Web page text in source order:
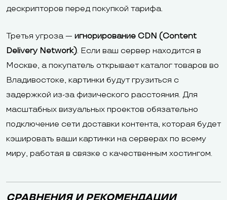
дескрипторов перед покупкой тарифа.
Третья угроза — игнорирование CDN (Content
Delivery Network). Если ваш сервер находится в
Москве, а покупатель открывает каталог товаров во
Владивостоке, картинки будут грузиться с
задержкой из-за физического расстояния. Для
масштабных визуальных проектов обязательно
подключение сети доставки контента, которая будет
кэшировать ваши картинки на серверах по всему
миру, работая в связке с качественным хостингом.